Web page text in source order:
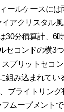
ールケースには
アクリスタル
30分積算計、6
セコンドの横3
プリットセコ
組み込まれてい
ブライトリング
ムーブメント